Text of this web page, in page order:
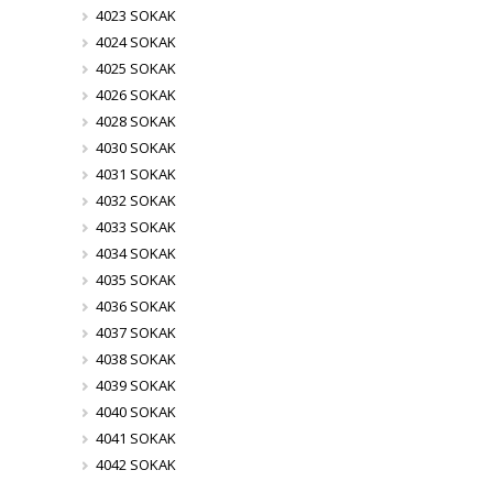
4023 SOKAK
4024 SOKAK
4025 SOKAK
4026 SOKAK
4028 SOKAK
4030 SOKAK
4031 SOKAK
4032 SOKAK
4033 SOKAK
4034 SOKAK
4035 SOKAK
4036 SOKAK
4037 SOKAK
4038 SOKAK
4039 SOKAK
4040 SOKAK
4041 SOKAK
4042 SOKAK